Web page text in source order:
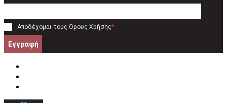
Αποδέχομαι τους Όρους Χρήσης*
Εγγραφή